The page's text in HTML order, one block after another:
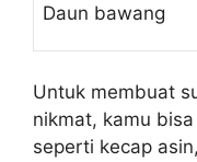
Daun bawang
Untuk membuat
nikmat, kamu
seperti kecap